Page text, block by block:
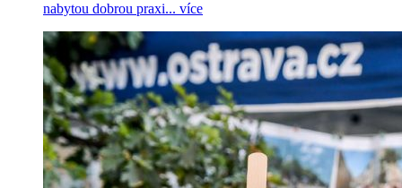
nabytou dobrou praxi... více